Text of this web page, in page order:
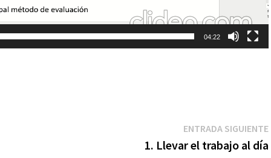
04:22
ENTRADA SIGUIENTE
1. Llevar el trabajo al día